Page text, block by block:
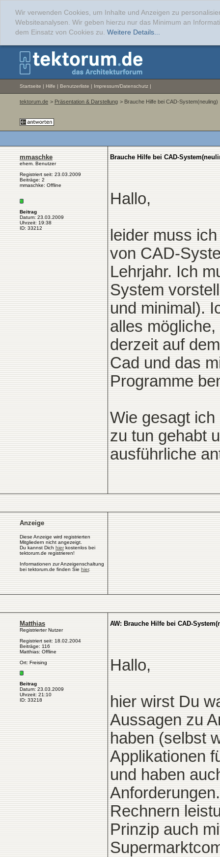
Wir verwenden Cookies, um Inhalte und Anzeigen zu
Websiteanalysen. Wir geben hierzu nur das Minimum an
dem Einsatz von Cookies zu. Weitere Details...
Startseite | Hilfe | Benutzerliste | Impressum/Datenschutz |
tektorum.de > Präsentation & Darstellung > Brauche Hilfe bei CAD-System(neuling)
mmaschke
ehem. Benutzer
Registriert seit: 23.03.2009
Beiträge: 2
mmaschke: Offline
Beitrag
Datum: 23.03.2009
Uhrzeit: 19:38
ID: 33212
Brauche Hilfe bei CAD-
Hallo,
leider muss
von CAD-
Lehrjahr. Ich
System
und minimal).
alles
derzeit auf
Cad und das
Programme
Wie gesagt
zu tun gehabt
ausführliche
Anzeige
Diese Anzeige wird registrierten
Mitgliedern nicht angezeigt.
Du kannst Dich hierkostenlos bei
tektorum.de registrieren!
Informationen zur Anzeigenschaltung
bei tektorum.de finden Sie hier.
Matthias
Registrierter Nutzer
Registriert seit: 18.02.2004
Beiträge: 116
Matthias: Offline
Ort: Freising
Beitrag
Datum: 23.03.2009
Uhrzeit: 21:10
ID: 33218
AW: Brauche Hilfe bei CAD-
Hallo,
hier wirst Du
Aussagen zu
haben (selbst
Applikationen
und haben
Rechnern
Prinzip auch